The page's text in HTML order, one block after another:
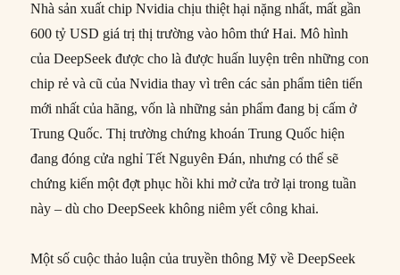
Nhà sản xuất chip Nvidia chịu thiệt hại nặng nhất, mất gần
600 tỷ USD giá trị thị trường vào hôm thứ Hai. Mô hình
của DeepSeek được cho là được huấn luyện trên những con
chip rẻ và cũ của Nvidia thay vì trên các sản phẩm tiên tiến
mới nhất của hãng, vốn là những sản phẩm đang bị cấm ở
Trung Quốc. Thị trường chứng khoán Trung Quốc hiện
đang đóng cửa nghỉ Tết Nguyên Đán, nhưng có thể sẽ
chứng kiến một đợt phục hồi khi mở cửa trở lại trong tuần
này – dù cho DeepSeek không niêm yết công khai.
Một số cuộc thảo luận của truyền thông Mỹ về DeepSeek